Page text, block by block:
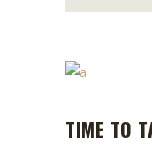
TIME TO